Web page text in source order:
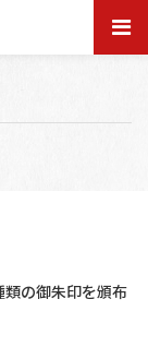
の御朱印を頒布